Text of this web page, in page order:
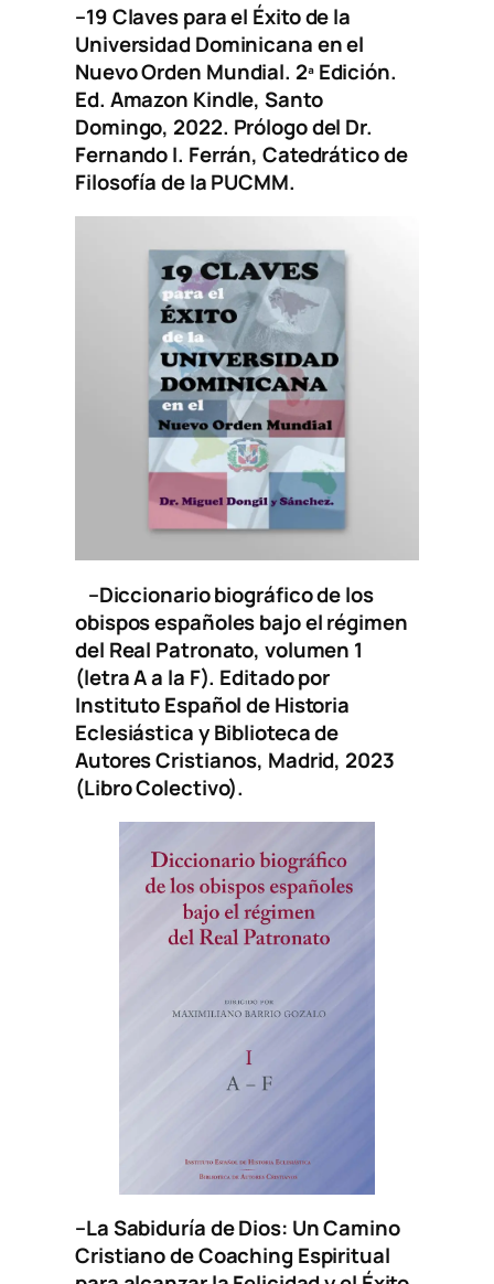
–19 Claves para el Éxito de la
Universidad Dominicana en el
Nuevo Orden Mundial. 2ª Edición.
Ed. Amazon Kindle, Santo
Domingo, 2022. Prólogo del Dr.
Fernando I. Ferrán, Catedrático de
Filosofía de la PUCMM.
–Diccionario biográfico de los
obispos españoles bajo el régimen
del Real Patronato, volumen 1
(letra A a la F). Editado por
Instituto Español de Historia
Eclesiástica y Biblioteca de
Autores Cristianos, Madrid, 2023
(Libro Colectivo).
–La Sabiduría de Dios: Un Camino
Cristiano de Coaching Espiritual